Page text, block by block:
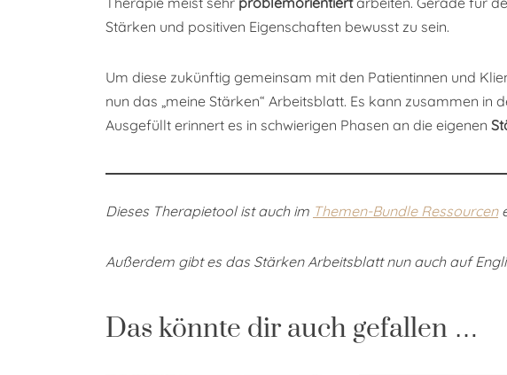
Stärken und positiven Eigenschaften bewusst zu sein.
Um diese zukünftig gemeinsam mit den Patientinnen und
nun das „meine Stärken“ Arbeitsblatt. Es kann zusammen
Ausgefüllt erinnert es in schwierigen Phasen an die eigenen
Dieses Therapietool ist auch im Themen-Bundle Ressourcen
Außerdem gibt es das Stärken Arbeitsblatt nun auch auf
Das könnte dir auch gefallen …